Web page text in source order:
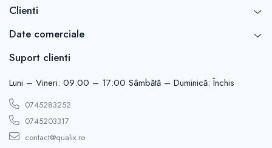
Clienti
Date comerciale
Suport clienti
Luni – Vineri: 09:00 – 17:00 Sâmbătă – Duminică: Închis
0745283252
0745203317
contact@qualix.ro